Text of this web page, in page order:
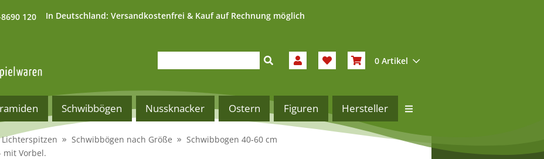
120 In Deutschland: Versandkostenfrei & Kauf auf Rechnung möglich
0 Artikel
Schwibbögen Nussknacker Ostern Figuren Hersteller
Schwibbögen nach Größe
Schwibbogen 40-60 cm
mit Vorbel.